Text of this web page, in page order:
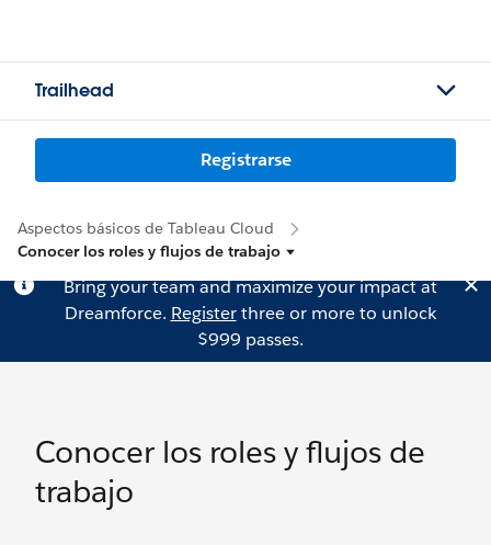
Trailhead
Registrarse
Aspectos básicos de Tableau Cloud
Conocer los roles y flujos de trabajo
Bring your team and maximize your impact at
Dreamforce. Registerthree or more to unlock
$999 passes.
Conocer los roles y flujos de
trabajo